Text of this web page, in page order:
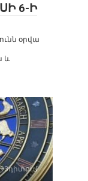
6-Ի
օրվա
և